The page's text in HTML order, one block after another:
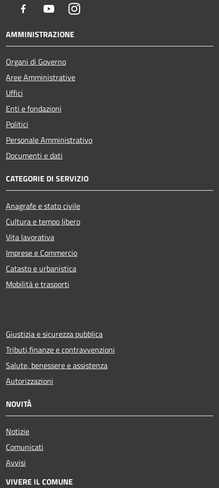
Facebook YoutubeInstagram
AMMINISTRAZIONE
Organi di Governo
Aree Amministrative
Uffici
Enti e fondazioni
Politici
Personale Amministrativo
Documenti e dati
CATEGORIE DI SERVIZIO
Anagrafe e stato civile
Cultura e tempo libero
Vita lavorativa
Imprese e Commercio
Catasto e urbanistica
Mobilità e trasporti
Giustizia e sicurezza pubblica
Tributi,finanze e contravvenzioni
Salute, benessere e assistenza
Autorizzazioni
NOVITÀ
Notizie
Comunicati
Avvisi
VIVERE IL COMUNE